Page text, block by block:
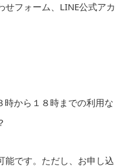
せフォーム、LINE公式アカ
時から１８時までの利用な
能です。ただし、お申し込